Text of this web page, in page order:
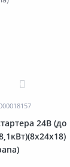
0
24В (до